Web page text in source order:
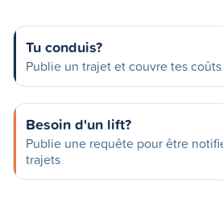
Tu conduis?
Publie un trajet et couvre tes
Besoin d'un lift?
Publie une requête pour être
trajets